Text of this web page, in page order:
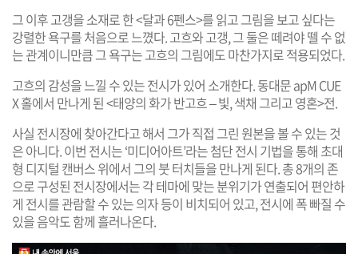
그 이후 고갱을 소재로 한 <달과 6펜스>를 읽고 그림을 보고 싶다는
강렬한 욕구를 처음으로 느꼈다. 고흐와 고갱, 그 둘은 떼려야 뗄 수 없
는 관계이니만큼 그 욕구는 고흐의 그림에도 마찬가지로 적용되었다.
고흐의 감성을 느낄 수 있는 전시가 있어 소개한다. 동대문 apM CUE
X 홀에서 만나게 된 <태양의 화가 반고흐 – 빛, 색채 그리고 영혼>전.
사실 전시장에 찾아간다고 해서 그가 직접 그린 원본을 볼 수 있는 것
은 아니다. 이번 전시는 ‘미디어아트’라는 첨단 전시 기법을 통해 초대
형 디지털 캔버스 위에서 그의 붓 터치들을 만나게 된다. 총 8개의 존
으로 구성된 전시장에서는 각 테마에 맞는 분위기가 연출되어 편안하
게 전시를 관람할 수 있는 의자 등이 비치되어 있고, 전시에 폭 빠질 수
있을 음악도 함께 흘러나온다.